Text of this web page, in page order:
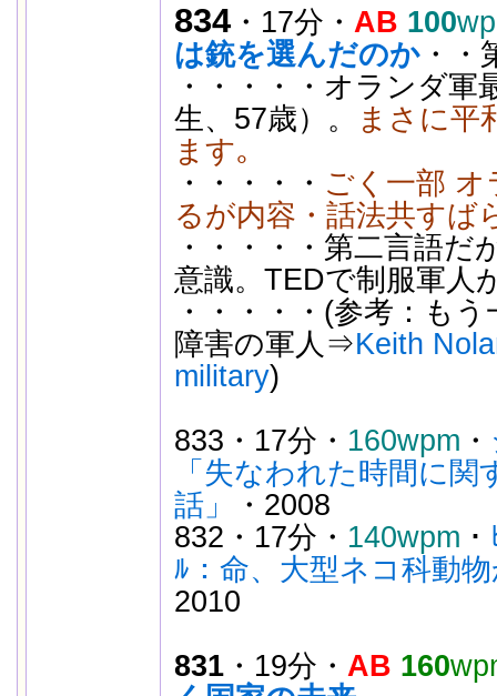
834・17分・ AB 100
は銃を選んだのか・・
・・・・・オランダ軍
生、57歳）。
まさに平
ます｡
・・・・・ ごく一部
るが内容・話法共すば
・・・・・第二言語だ
意識。TEDで制服軍人
・・・・・(参考：も
障害の軍人⇒Keith
military)
833・17分・ 160wpm ・
「失なわれた時間に
話」
・2008
832・17分・ 140wpm ・
ﾙ：命、大型ネコ科動
2010
831・19分・ AB 160